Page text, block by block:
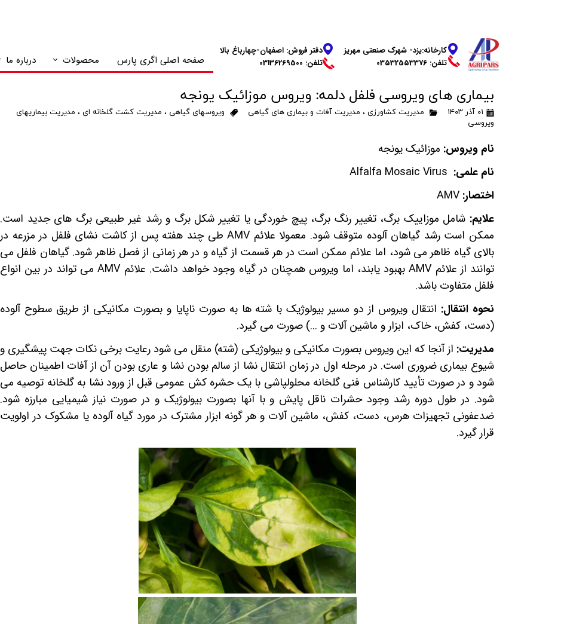
دفتر فروش: اصفهان-چهارباغ بالا
​​​​​​​تلفن: 03136269500
​​​​​​​کارخانه:یزد- شهرک صنعتی مهریز
تلفن: 03532553376
صفحه اصلی اگری پارس محصولات درباره ما
بیماری های ویروسی فلفل دلمه: ویروس موزائیک یونجه
۰۱ آذر ۱۴۰۳ مدیریت کشاورزی ، مدیریت آفات و بیماری های گیاهی ویروسهای گیاهی ، مدیریت کشت گلخانه ای ، مدیریت بیماریهای
ویروسی
نام ویروس: موزائیک یونجه
نام علمی: Alfalfa Mosaic Virus
اختصار: AMV
علایم: شامل موزاییک برگ، تغییر رنگ برگ، پیچ خوردگی یا تغییر شکل برگ و رشد غیر طبیعی برگ های جدید است.
ممکن است رشد گیاهان آلوده متوقف شود. معمولا علائم AMVطی چند هفته پس از کاشت نشای فلفل در مزرعه در
بالای گیاه ظاهر می شود، اما علائم ممکن است در هر قسمت از گیاه و در هر زمانی از فصل ظاهر شود. گیاهان فلفل می
توانند از علائم AMVبهبود یابند، اما ویروس همچنان در گیاه وجود خواهد داشت. علائم AMVمی تواند در بین انواع
فلفل متفاوت باشد.
نحوه انتقال: انتقال ویروس از دو مسیر بیولوژیک با شته ها به صورت ناپایا و بصورت مکانیکی از طریق سطوح آلوده
(دست، کفش، خاک، ابزار و ماشین آلات و ...) صورت می گیرد.
مدیریت: از آنجا که این ویروس بصورت مکانیکی و بیولوژیکی (شته) منقل می شود رعایت برخی نکات جهت پیشگیری و
شیوع بیماری ضروری است. در مرحله اول در زمان انتقال نشا از سالم بودن نشا و عاری بودن آن از آفات اطمینان حاصل
شود و در صورت تأیید کارشناس فنی گلخانه محلولپاشی با یک حشره کش عمومی قبل از ورود نشا به گلخانه توصیه می
شود. در طول دوره رشد وجود حشرات ناقل پایش و با آنها بصورت بیولوژیک و در صورت نیاز شیمیایی مبارزه شود.
ضدعفونی تجهیزات هرس، دست، کفش، ماشین آلات و هر گونه ابزار مشترک در مورد گیاه آلوده یا مشکوک در اولویت
قرار گیرد.